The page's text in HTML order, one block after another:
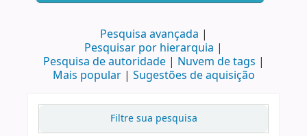
Pesquisa avançada
Pesquisar por hierarquia
Pesquisa de autoridade
Nuvem de tags
Mais popular
Sugestões de aquisição
Filtre sua pesquisa